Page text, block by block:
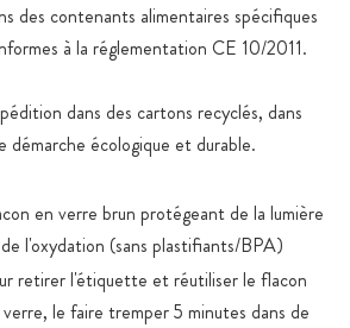
des contenants alimentaires spécifiques
à la réglementation CE 10/2011.
dans des cartons recyclés, dans
démarche écologique et durable.
en verre brun protégeant de la lumière
l'oxydation (sans plastifiants/BPA)
retirer l'étiquette et réutiliser le flacon
le faire tremper 5 minutes dans de